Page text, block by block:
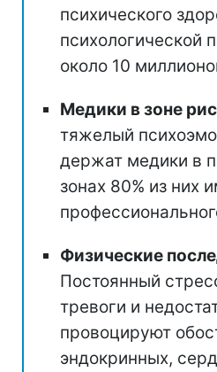
психического
психологической
около 10
Медики в зоне
тяжелый
держат медики в
зонах 80% из них
Физические
Постоянный
тревоги и
провоцируют
эндокринных,